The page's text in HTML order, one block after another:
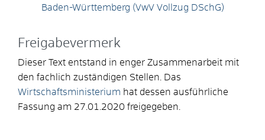
Baden-Württemberg (VwV Vollzug DSchG)
Freigabevermerk
Dieser Text entstand in enger Zusammenarbeit mit
den fachlich zuständigen Stellen. Das
Wirtschaftsministerium hat dessen ausführliche
Fassung am 27.01.2020 freigegeben.